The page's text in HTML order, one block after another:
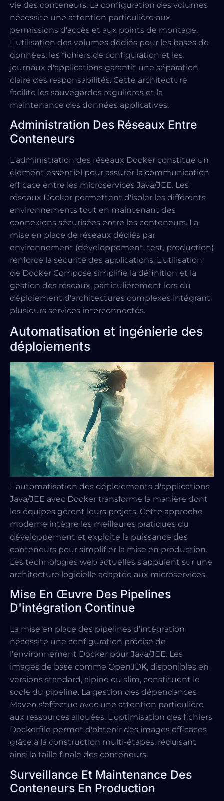
vie des conteneurs. La configuration des volumes
nécessite une attention particulière aux
permissions d'accès et aux points de montage.
L'utilisation des volumes dédiés pour les bases de
données, les fichiers de configuration et les
journaux d'applications garantit une séparation
claire des responsabilités. Cette architecture
facilite les sauvegardes régulières et la
maintenance des données applicatives.
Administration Des Réseaux Entre
Conteneurs
L'administration des réseaux Docker constitue un
élément essentiel pour assurer la communication
efficace entre les microservices Java/JEE. Les
réseaux Docker permettent d'isoler les différents
environnements tout en maintenant des
connexions sécurisées entre les conteneurs. La
mise en place de réseaux dédiés par
environnement (développement, test, production)
renforce la sécurité des applications. L'utilisation
de Docker Compose simplifie la définition et la
gestion des réseaux, particulièrement lors du
déploiement d'architectures complexes intégrant
plusieurs services interconnectés.
Automatisation et ingénierie des
déploiements
L'automatisation des déploiements d'applications
Java/JEE avec Docker transforme la manière dont
les équipes gèrent leurs projets. Cette approche
moderne intègre les meilleures pratiques du
développement et exploite la puissance des
conteneurs pour simplifier la mise en production.
Les technologies web actuelles s'appuient sur une
architecture logicielle adaptée aux microservices.
Mise En Œuvre Des Pipelines
D'intégration Continue
La mise en place des pipelines d'intégration
nécessite une configuration précise de
l'environnement Docker pour Java/JEE. Les
images de base comme OpenJDK, disponibles en
versions standard, alpine ou slim, constituent le
socle du pipeline. La gestion des dépendances
Maven s'effectue avec une attention particulière
aux ressources allouées. L'optimisation des fichiers
Dockerfile permet d'obtenir des images efficaces
grâce à la construction multi-étapes, réduisant
ainsi la taille finale des conteneurs.
Surveillance Et Maintenance Des
Conteneurs En Production